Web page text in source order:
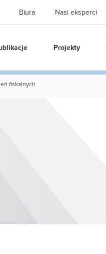
Biura Nasi eksperci
Projekty
fiskalnych